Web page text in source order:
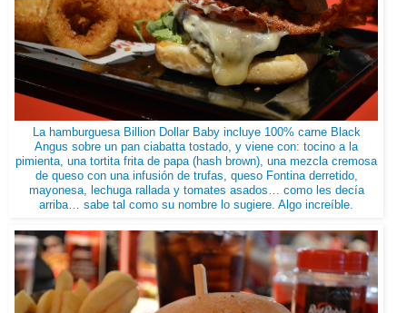
La hamburguesa Billion Dollar Baby incluye 100% carne Black
Angus sobre un pan ciabatta tostado, y viene con: tocino a la
pimienta, una tortita frita de papa (hash brown), una mezcla cremosa
de queso con una infusión de trufas, queso Fontina derretido,
mayonesa, lechuga rallada y tomates asados… como les decía
arriba… sabe tal como su nombre lo sugiere. Algo increíble.